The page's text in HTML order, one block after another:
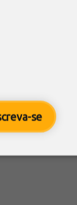
se